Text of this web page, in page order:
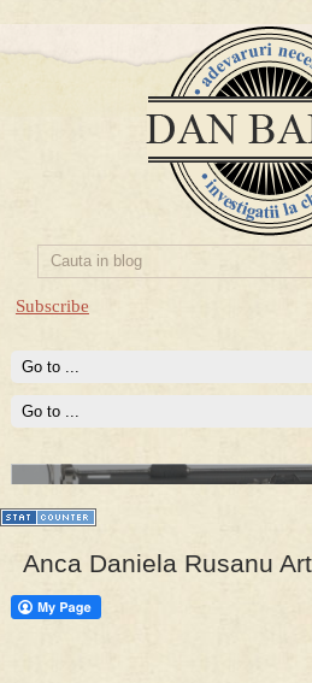
Subscribe
PRESA
Permise pentru vânătoarea de porci
Anca Daniela Rusanu